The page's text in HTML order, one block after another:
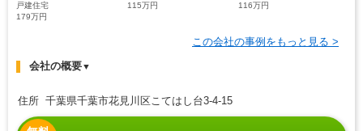
戸建住宅
179万円
115万円
116万円
この会社の事例をもっと見る >
会社の概要▼
住所 千葉県千葉市花見川区こてはし台3-4-15